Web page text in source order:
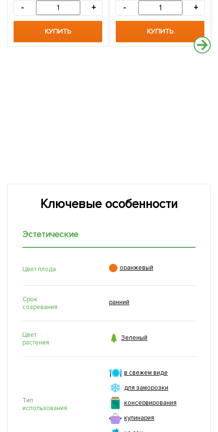
- +
КУПИТЬ
- +
КУПИТЬ
Ключевые особенности
Эстетические
Цвет плода  оранжевый
Срок
созревания
ранний
Цвет
растения
 Зеленый
Тип
использования
в свежем виде
для заморозки
консервирования
кулинария